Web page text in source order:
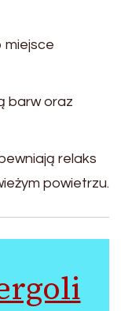
miejsce
barw oraz
relaks
powietrzu.